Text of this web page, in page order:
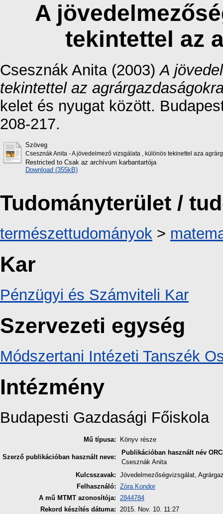
A
tekintettel az
Csesznák Anita(2003)A
tekintettel az
kelet és nyugat között.
208-217.
Szöveg
Csesznák Anita - A jövedelmező vizsgálata , különös tekinettel aza
Restricted to Csak az archívum karbantartója
Download (355kB)
Tudományterület /
természettudományok >
Kar
Pénzügyi és Számviteli Kar
Szervezeti egység
Módszertani Intézeti Tanszék
Intézmény
Budapesti Gazdasági Főiskola
Mű típusa: Könyv része
Szerző publikációban használt neve:
Publikációban használt név
Csesznák Anita
Kulcsszavak: Jövedelmezőségvizsgálat,
Felhasználó: Zóra Kondor
A mű MTMT azonosítója: 2844784
Rekord készítés dátuma: 2015. Nov. 10. 11:27